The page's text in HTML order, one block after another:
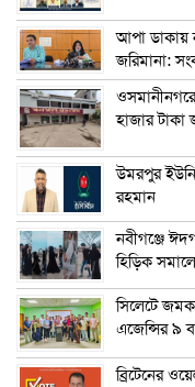
আপা ডাকায়
জরিমানা:
হাজার টাকা
উমরপুর
রহমান
নবীগঞ্জে
হিড়িক
সিলেটে
এজেন্সির ৯
ব্রিটেনের